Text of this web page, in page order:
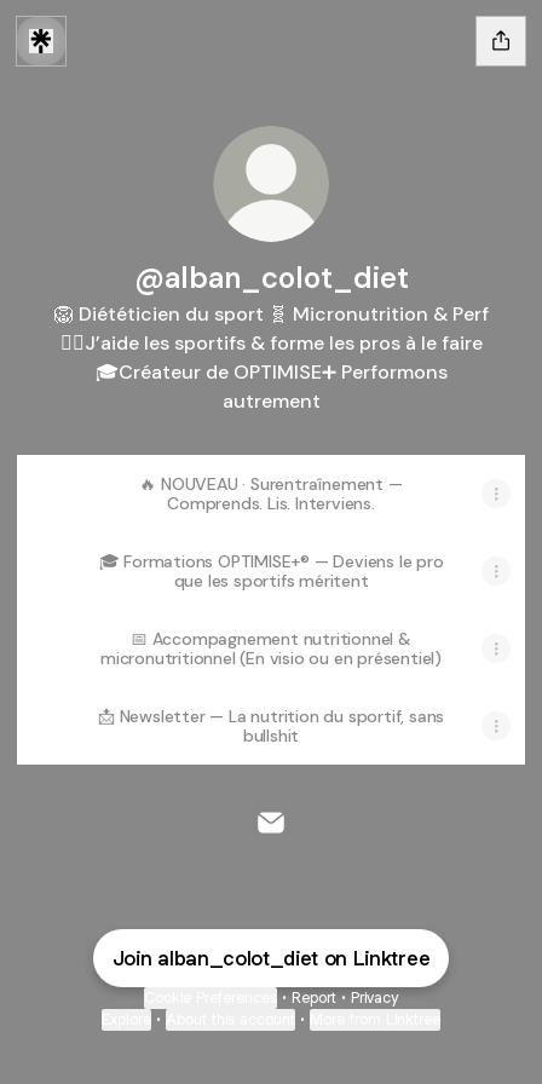
@alban_colot_diet
🦁 Diététicien du sport 🧬 Micronutrition & Perf
🏋️‍♂️J’aide les sportifs & forme les pros à le faire
🎓Créateur de OPTIMISE➕ Performons
autrement
🔥 NOUVEAU · Surentraînement —
Comprends. Lis. Interviens.
🎓 Formations OPTIMISE+® — Deviens le pro
que les sportifs méritent
📅 Accompagnement nutritionnel &
micronutritionnel (En visio ou en présentiel)
📩 Newsletter — La nutrition du sportif, sans
bullshit
Join alban_colot_diet on Linktree
• Report • Privacy
• •